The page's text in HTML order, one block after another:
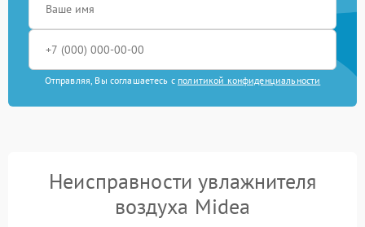
Отправляя, Вы соглашаетесь с политикой конфиденциальности
Неисправности увлажнителя
воздуха Midea